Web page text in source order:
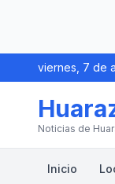
viernes, 7 de
Noticias de
Inicio